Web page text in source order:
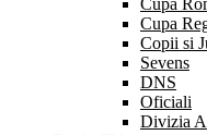
Cupa
Cupa
Copii si
Sevens
DNS
Oficiali
Divizia A